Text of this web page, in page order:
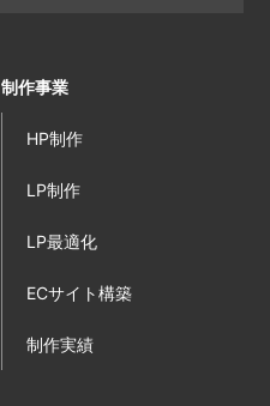
制作事業
HP制作
LP制作
LP最適化
ECサイト構築
制作実績